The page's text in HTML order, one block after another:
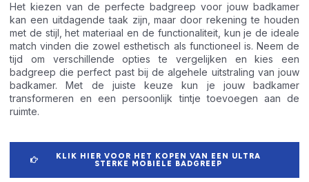
Het kiezen van de perfecte badgreep voor jouw badkamer
kan een uitdagende taak zijn, maar door rekening te houden
met de stijl, het materiaal en de functionaliteit, kun je de ideale
match vinden die zowel esthetisch als functioneel is. Neem de
tijd om verschillende opties te vergelijken en kies een
badgreep die perfect past bij de algehele uitstraling van jouw
badkamer. Met de juiste keuze kun je jouw badkamer
transformeren en een persoonlijk tintje toevoegen aan de
ruimte.
KLIK HIER VOOR HET KOPEN VAN EEN ULTRA
STERKE MOBIELE BADGREEP